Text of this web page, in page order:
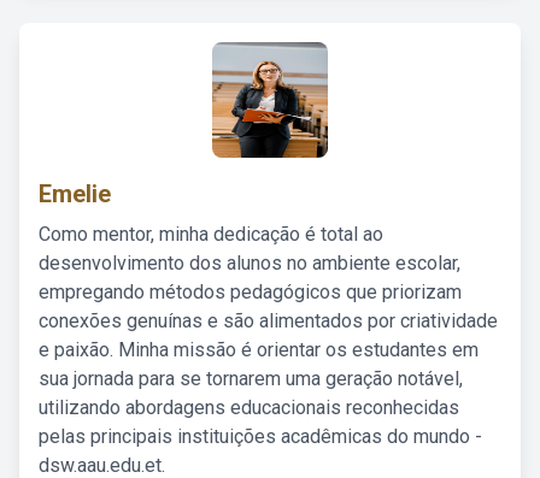
Emelie
Como mentor, minha dedicação é total ao
desenvolvimento dos alunos no ambiente escolar,
empregando métodos pedagógicos que priorizam
conexões genuínas e são alimentados por criatividade
e paixão. Minha missão é orientar os estudantes em
sua jornada para se tornarem uma geração notável,
utilizando abordagens educacionais reconhecidas
pelas principais instituições acadêmicas do mundo -
dsw.aau.edu.et.